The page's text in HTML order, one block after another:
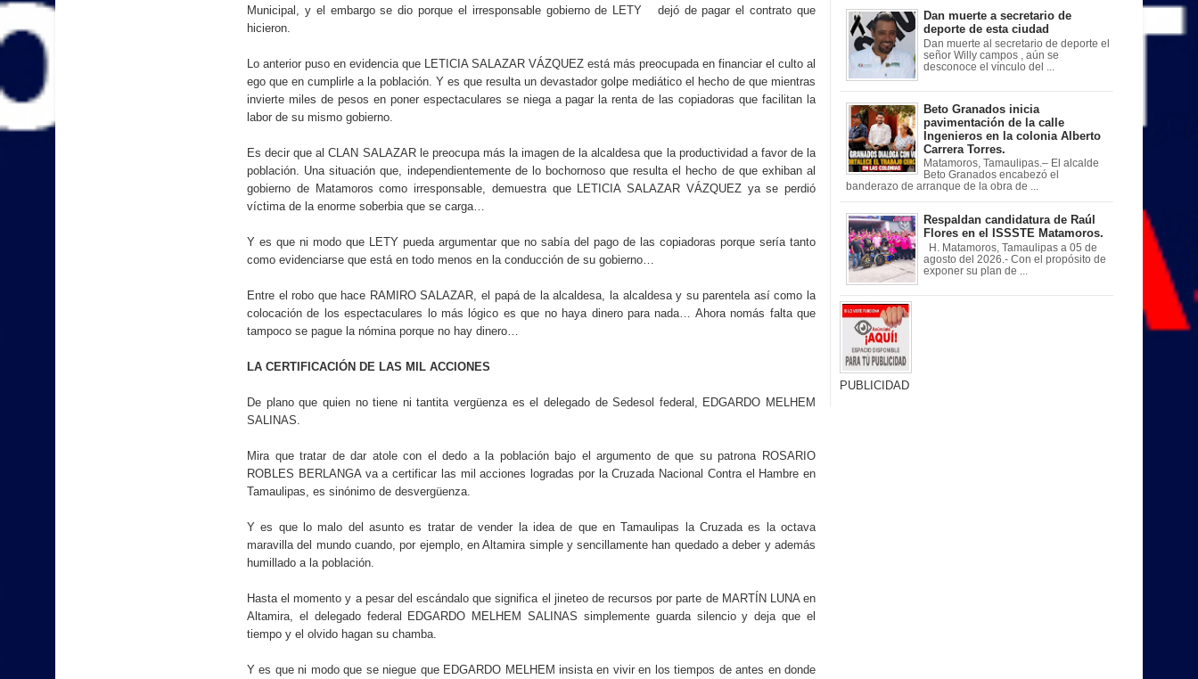
Municipal, y el embargo se dio porque el irresponsable gobierno de LETY dejó de pagar el contrato que
hicieron.
Lo anterior puso en evidencia que LETICIA SALAZAR VÁZQUEZ está más preocupada en financiar el culto al
ego que en cumplirle a la población. Y es que resulta un devastador golpe mediático el hecho de que mientras
invierte miles de pesos en poner espectaculares se niega a pagar la renta de las copiadoras que facilitan la
labor de su mismo gobierno.
Es decir que al CLAN SALAZAR le preocupa más la imagen de la alcaldesa que la productividad a favor de la
población. Una situación que, independientemente de lo bochornoso que resulta el hecho de que exhiban al
gobierno de Matamoros como irresponsable, demuestra que LETICIA SALAZAR VÁZQUEZ ya se perdió
víctima de la enorme soberbia que se carga…
Y es que ni modo que LETY pueda argumentar que no sabía del pago de las copiadoras porque sería tanto
como evidenciarse que está en todo menos en la conducción de su gobierno…
Entre el robo que hace RAMIRO SALAZAR, el papá de la alcaldesa, la alcaldesa y su parentela así como la
colocación de los espectaculares lo más lógico es que no haya dinero para nada… Ahora nomás falta que
tampoco se pague la nómina porque no hay dinero…
LA CERTIFICACIÓN DE LAS MIL ACCIONES
De plano que quien no tiene ni tantita vergüenza es el delegado de Sedesol federal, EDGARDO MELHEM
SALINAS.
Mira que tratar de dar atole con el dedo a la población bajo el argumento de que su patrona ROSARIO
ROBLES BERLANGA va a certificar las mil acciones logradas por la Cruzada Nacional Contra el Hambre en
Tamaulipas, es sinónimo de desvergüenza.
Y es que lo malo del asunto es tratar de vender la idea de que en Tamaulipas la Cruzada es la octava
maravilla del mundo cuando, por ejemplo, en Altamira simple y sencillamente han quedado a deber y además
humillado a la población.
Hasta el momento y a pesar del escándalo que significa el jineteo de recursos por parte de MARTÍN LUNA en
Altamira, el delegado federal EDGARDO MELHEM SALINAS simplemente guarda silencio y deja que el
tiempo y el olvido hagan su chamba.
Y es que ni modo que se niegue que EDGARDO MELHEM insista en vivir en los tiempos de antes en donde
Dan muerte a secretario de
deporte de esta ciudad
Dan muerte al secretario de deporte el
señor Willy campos , aún se
desconoce el vínculo del ...
Beto Granados inicia
pavimentación de la calle
Ingenieros en la colonia Alberto
Carrera Torres.
Matamoros, Tamaulipas.– El alcalde
Beto Granados encabezó el
banderazo de arranque de la obra de ...
Respaldan candidatura de Raúl
Flores en el ISSSTE Matamoros.
H. Matamoros, Tamaulipas a 05 de
agosto del 2026.- Con el propósito de
exponer su plan de ...
PUBLICIDAD